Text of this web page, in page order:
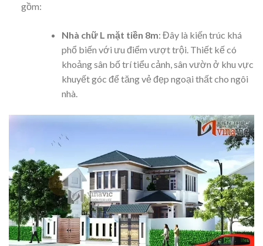
gồm:
Nhà chữ L mặt tiền 8m: Đây là kiến trúc khá
phổ biến với ưu điểm vượt trội. Thiết kế có
khoảng sân bố trí tiểu cảnh, sân vườn ở khu vực
khuyết góc để tăng vẻ đẹp ngoại thất cho ngôi
nhà.